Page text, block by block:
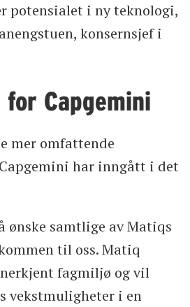
potensialet i ny teknologi,
konsernsjef i
Capgemini
mer omfattende
har inngått i det
ønske samtlige av Matiqs
til oss. Matiq
fagmiljø og vil
vekstmuligheter i en